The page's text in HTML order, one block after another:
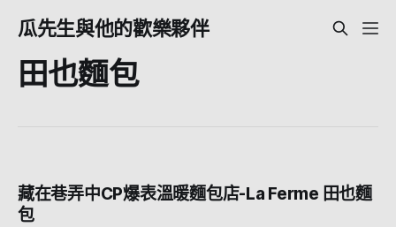
瓜先生與他的歡樂夥伴
田也麵包
藏在巷弄中CP爆表溫暖麵包店-La Ferme 田也麵
包